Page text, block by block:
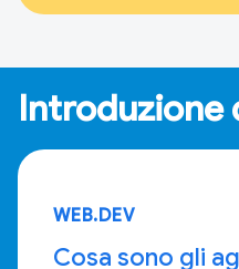
Introduzione
WEB.DEV
Cosa sono gli